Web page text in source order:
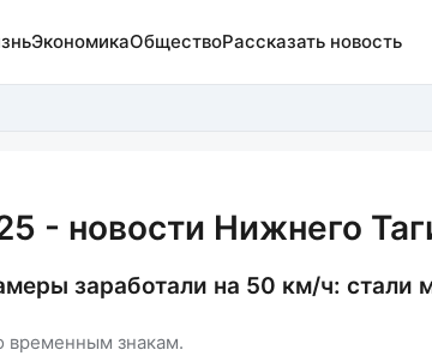
ЭкономикаОбществоРассказать новость
- новости Нижнего
заработали на 50 км/ч: стали
временным знакам.